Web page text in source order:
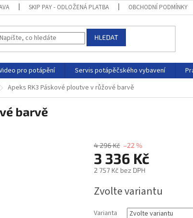
SKIP PAY - ODLOŽENÁ PLATBA OBCHODNÍ PODMÍNKY
HLEDAT
pro potápění Servis potápěčského vybavení
Apeks RK3 Páskové ploutve v růžové barvě
barvě
4 296 Kč –22 %
3 336 Kč
2 757 Kč bez DPH
Zvolte variantu
Varianta